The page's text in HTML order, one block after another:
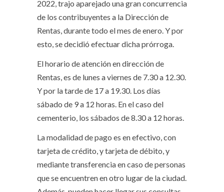
2022, trajo aparejado una gran concurrencia
de los contribuyentes a la Dirección de
Rentas, durante todo el mes de enero. Y por
esto, se decidió efectuar dicha prórroga.
El horario de atención en dirección de
Rentas, es de lunes a viernes de 7.30 a 12.30.
Y por la tarde de 17 a 19.30. Los días
sábado de 9 a 12 horas. En el caso del
cementerio, los sábados de 8.30 a 12 horas.
La modalidad de pago es en efectivo, con
tarjeta de crédito, y tarjeta de débito, y
mediante transferencia en caso de personas
que se encuentren en otro lugar de la ciudad.